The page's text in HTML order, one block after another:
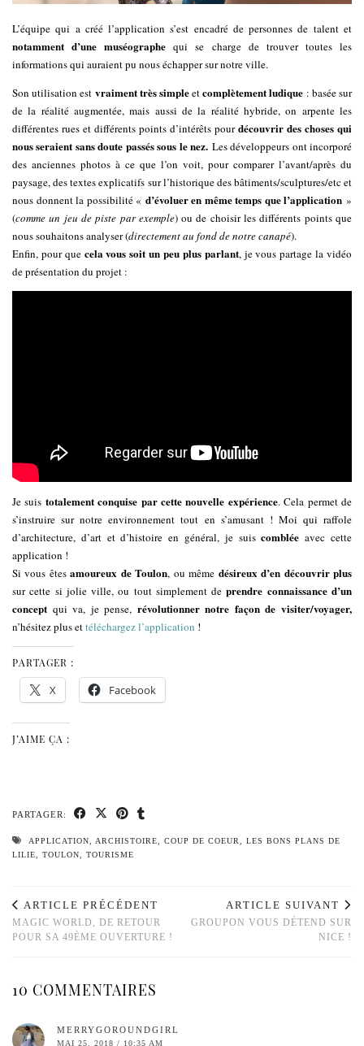
L’équipe qui a créé l’application s’est encadré de personnes de talent et
notamment d’une muséographe qui se charge de trouver toutes les
informations qui auraient pu nous échapper sur notre ville.
Son utilisation est vraiment très simpleetcomplètement ludique : basée sur
de la réalité augmentée, mais aussi de la réalité hybride, on arpente les
différentes rues et différents points d’intérêts pourdécouvrir des choses qui
nous seraient sans doute passés sous le nez. Les développeurs ont incorporé
des anciennes photos à ce que l’on voit, pour comparer l’avant/après du
paysage, des textes explicatifs sur l’historique des bâtiments/sculptures/etc et
nous donnent la possibilité « d’évoluer en même temps que l’application »
(comme un jeu de piste par exemple) ou de choisir les différents points que
nous souhaitons analyser (directement au fond de notre canapé).
Enfin, pour que cela vous soit un peu plus parlant, je vous partage la vidéo
de présentation du projet :
Je suis totalement conquise par cette nouvelle expérience. Cela permet de
s’instruire sur notre environnement tout en s’amusant ! Moi qui raffole
d’architecture, d’art et d’histoire en général, je suiscomblée avec cette
application !
Si vous êtesamoureux de Toulon, ou même désireux d’en découvrir plus
sur cette si jolie ville, ou tout simplement deprendre connaissance d’un
concept qui va, je pense, révolutionner notre façon de visiter/voyager,
n’hésitez plus ettéléchargez l’application !
PARTAGER :
X Facebook
J’AIME ÇA :
PARTAGER:
APPLICATION, ARCHISTOIRE, COUP DE COEUR, LES BONS PLANS DE
LILIE, TOULON, TOURISME
ARTICLE PRÉCÉDENT
MAGIC WORLD, DE RETOUR
POUR SA 49ÈME OUVERTURE !
ARTICLE SUIVANT
GROUPON VOUS DÉTEND SUR
NICE !
10 COMMENTAIRES
MERRYGOROUNDGIRL
MAI 25, 2018 / 10:35 AM